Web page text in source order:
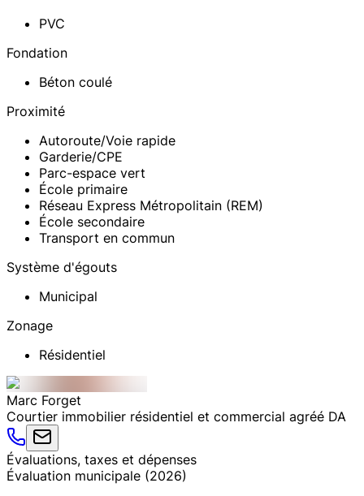
PVC
Fondation
Béton coulé
Proximité
Autoroute/Voie rapide
Garderie/CPE
Parc-espace vert
École primaire
Réseau Express Métropolitain (REM)
École secondaire
Transport en commun
Système d'égouts
Municipal
Zonage
Résidentiel
Marc Forget
Courtier immobilier résidentiel et commercial agréé DA
Évaluations, taxes et dépenses
Évaluation municipale (2026)